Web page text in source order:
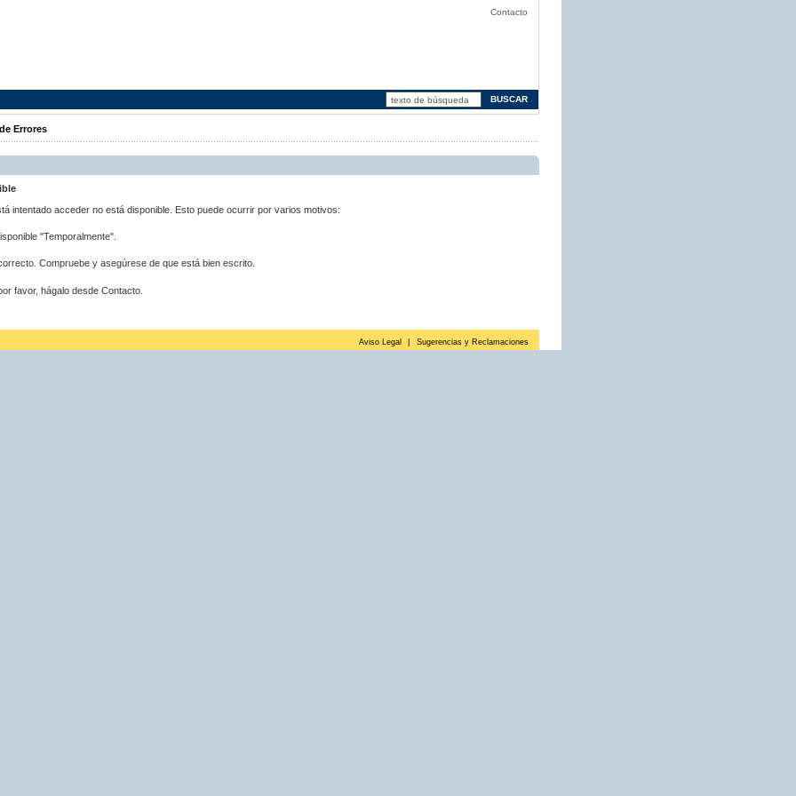
Contacto
Errores
intentado acceder no está disponible. Esto puede ocurrir por varios motivos:
"Temporalmente".
Compruebe y asegúrese de que está bien escrito.
favor, hágalo desde Contacto.
Aviso Legal Sugerencias y Reclamaciones